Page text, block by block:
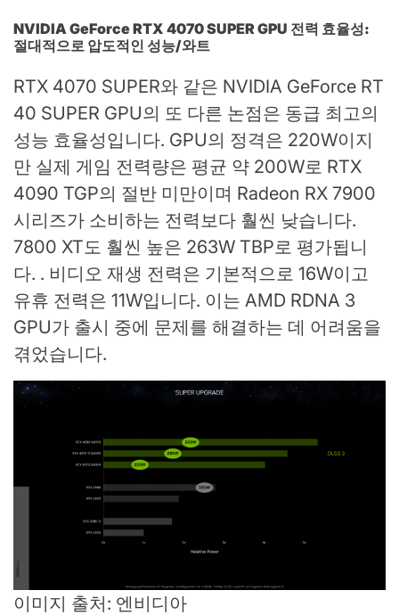
NVIDIA GeForce RTX 4070 SUPER GPU 전력 효율성:
절대적으로 압도적인 성능/와트
RTX 4070 SUPER와 같은 NVIDIA GeForce RT
40 SUPER GPU의 또 다른 논점은 동급 최고의
성능 효율성입니다. GPU의 정격은 220W이지
만 실제 게임 전력량은 평균 약 200W로 RTX
4090 TGP의 절반 미만이며 Radeon RX 7900
시리즈가 소비하는 전력보다 훨씬 낮습니다.
7800 XT도 훨씬 높은 263W TBP로 평가됩니
다. . 비디오 재생 전력은 기본적으로 16W이고
유휴 전력은 11W입니다. 이는 AMD RDNA 3
GPU가 출시 중에 문제를 해결하는 데 어려움을
겪었습니다.
이미지 출처: 엔비디아